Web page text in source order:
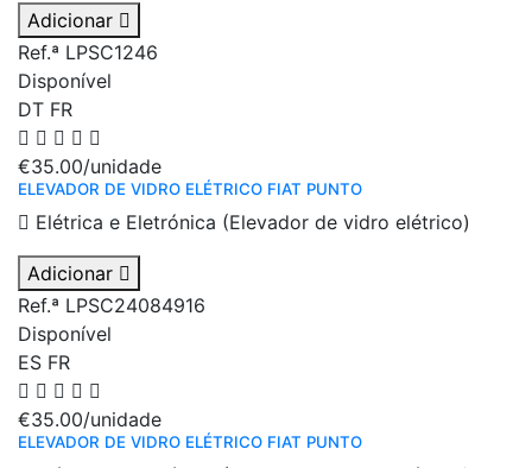
Adicionar
Ref.ª LPSC1246
Disponível
DT FR
€35.00/unidade
ELEVADOR DE VIDRO ELÉTRICO FIAT PUNTO
Elétrica e Eletrónica (Elevador de vidro elétrico)
Adicionar
Ref.ª LPSC24084916
Disponível
ES FR
€35.00/unidade
ELEVADOR DE VIDRO ELÉTRICO FIAT PUNTO